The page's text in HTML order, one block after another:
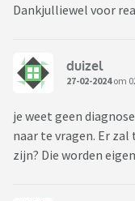
Dankjulliewel voor
duizel
27-02-2024om
je weet geen
naar te vragen. Er
zijn? Die worden